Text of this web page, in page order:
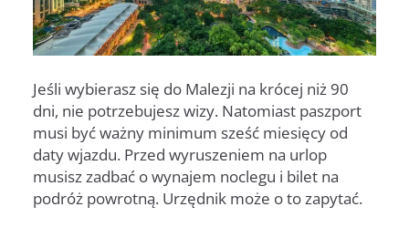
Jeśli wybierasz się do Malezji na krócej niż 90
dni, nie potrzebujesz wizy. Natomiast paszport
musi być ważny minimum sześć miesięcy od
daty wjazdu. Przed wyruszeniem na urlop
musisz zadbać o wynajem noclegu i bilet na
podróż powrotną. Urzędnik może o to zapytać.